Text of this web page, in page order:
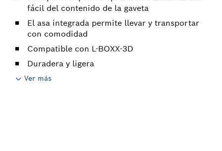
fácil del contenido de la gaveta
El asa integrada permite llevar y transportar
con comodidad
Compatible con L-BOXX-3D
Duradera y ligera
Ver más